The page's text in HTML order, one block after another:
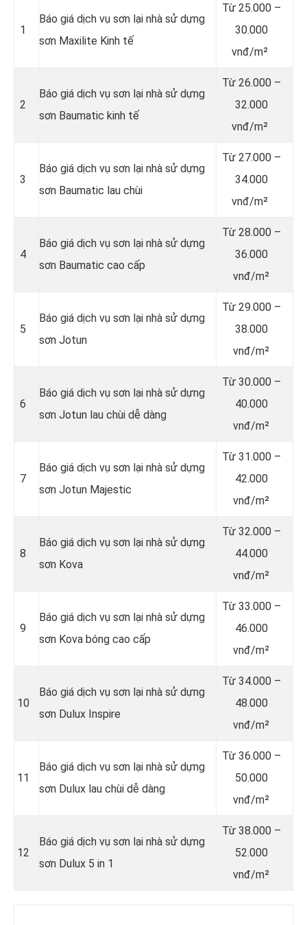
1
Báo giá dịch vụ sơn lại nhà sử dựng
sơn Maxilite Kinh tế
Từ 25.000 –
30.000
vnđ/m²
2
Báo giá dịch vụ sơn lại nhà sử dựng
sơn Baumatic kinh tế
Từ 26.000 –
32.000
vnđ/m²
3
Báo giá dịch vụ sơn lại nhà sử dựng
sơn Baumatic lau chùi
Từ 27.000 –
34.000
vnđ/m²
4
Báo giá dịch vụ sơn lại nhà sử dựng
sơn Baumatic cao cấp
Từ 28.000 –
36.000
vnđ/m²
5
Báo giá dịch vụ sơn lại nhà sử dựng
sơn Jotun
Từ 29.000 –
38.000
vnđ/m²
6
Báo giá dịch vụ sơn lại nhà sử dựng
sơn Jotun lau chùi dễ dàng
Từ 30.000 –
40.000
vnđ/m²
7
Báo giá dịch vụ sơn lại nhà sử dựng
sơn Jotun Majestic
Từ 31.000 –
42.000
vnđ/m²
8
Báo giá dịch vụ sơn lại nhà sử dựng
sơn Kova
Từ 32.000 –
44.000
vnđ/m²
9
Báo giá dịch vụ sơn lại nhà sử dựng
sơn Kova bóng cao cấp
Từ 33.000 –
46.000
vnđ/m²
10
Báo giá dịch vụ sơn lại nhà sử dựng
sơn Dulux Inspire
Từ 34.000 –
48.000
vnđ/m²
11
Báo giá dịch vụ sơn lại nhà sử dựng
sơn Dulux lau chùi dễ dàng
Từ 36.000 –
50.000
vnđ/m²
12
Báo giá dịch vụ sơn lại nhà sử dựng
sơn Dulux 5 in 1
Từ 38.000 –
52.000
vnđ/m²